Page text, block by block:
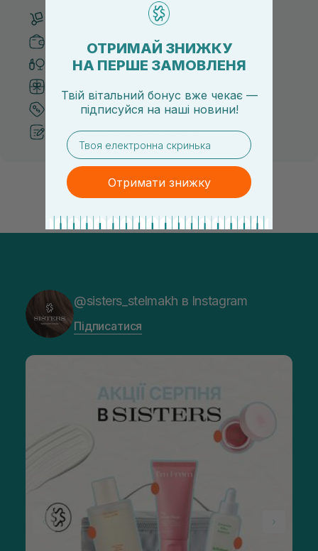
Безкоштовна доставка від 3000 UAH
Безпечні способи оплати
Тільки оригінальна косметика
Кращі ціни та топ товари
Рекомендації від косметологів
@sisters_stelmakh в Instagram
Підписатися
ОТРИМАЙ ЗНИЖКУ
НА ПЕРШЕ ЗАМОВЛЕНЯ
Твій вітальний бонус вже чекає —
підписуйся на наші новини!
email
Отримати знижку